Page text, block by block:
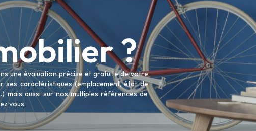
?
une évaluation précise et gratuite de votre
ses caractéristiques (emplacement, état de
mais aussi sur nos multiples références de
vous.